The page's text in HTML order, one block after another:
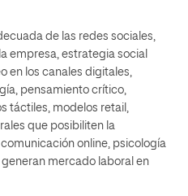
de las redes sociales,
empresa, estrategia social
en los canales digitales,
pensamiento crítico,
táctiles, modelos retail,
que posibiliten la
online, psicología
generan mercado laboral en